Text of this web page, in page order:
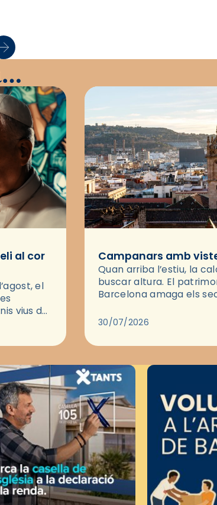
al cor
el
vius de
d’una
Campanars amb
Quan arriba l’estiu, la
buscar altura. El
Barcelona amaga els
campanars i les
30/07/2026